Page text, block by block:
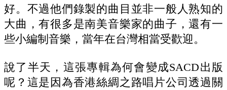
好。不過他們錄製的曲目並非一般人熟知的
大曲，有很多是南美音樂家的曲子，還有一
些小編制音樂，當年在台灣相當受歡迎。
說了半天，這張專輯為何會變成SACD出版
呢？這是因為香港絲綢之路唱片公司透過關